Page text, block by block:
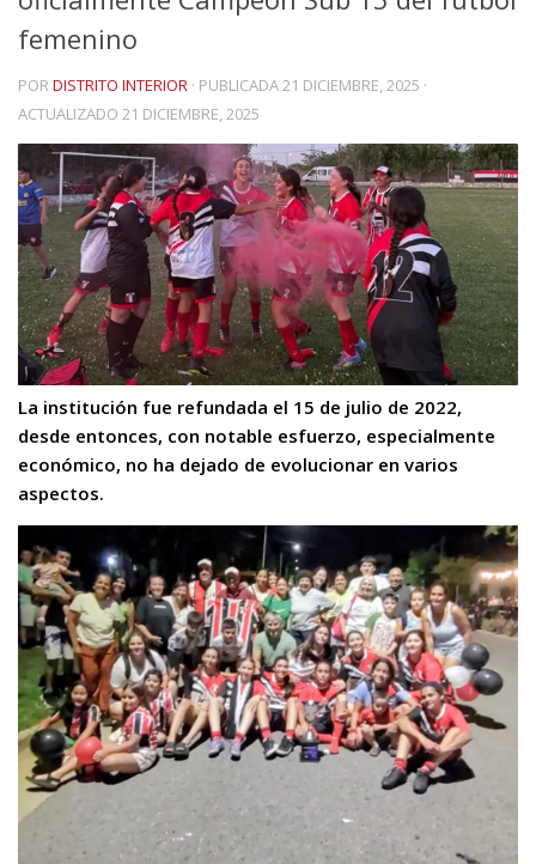
femenino
PORDISTRITO INTERIOR · PUBLICADA21 DICIEMBRE, 2025 ·
ACTUALIZADO 21 DICIEMBRE, 2025
La institución fue refundada el 15 de julio de 2022,
desde entonces, con notable esfuerzo, especialmente
económico, no ha dejado de evolucionar en varios
aspectos.